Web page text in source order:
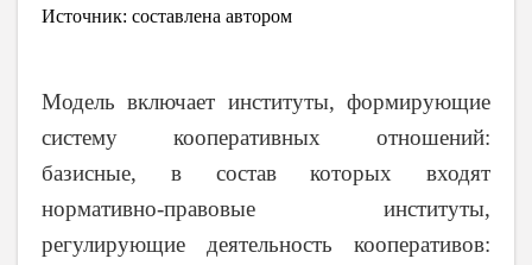
Источник: составлена автором
Модель включает институты, формирующие
систему кооперативных отношений:
базисные, в состав которых входят
нормативно-правовые институты,
регулирующие деятельность кооперативов: